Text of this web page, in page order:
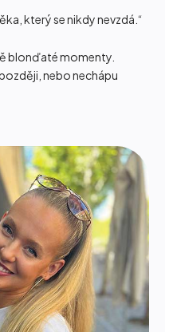
který se nikdy nevzdá. “
blonďaté momenty.
nebo nechápu